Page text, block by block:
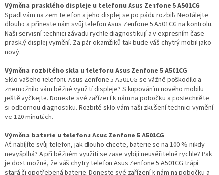
Výměna prasklého displeje u telefonu Asus Zenfone 5 A501CG
Spadl vám na zem telefon a jeho displej se po pádu rozbil? Neotálejte
dlouho a přineste nám svůj telefon Asus Zenfone 5 A501CG na kontrolu.
Naši servisní technici závadu rychle diagnostikují a v expresním čase
prasklý displej vymění. Za pár okamžiků tak bude váš chytrý mobil jako
nový.
Výměna rozbitého skla u telefonu Asus Zenfone 5 A501CG
Sklo vašeho telefonu Asus Zenfone 5 A501CG se vážně poškodilo a
znemožnilo vám běžné využití displeje? S kupováním nového mobilu
ještě vyčkejte. Doneste své zařízení k nám na pobočku a poslechněte
si odbornou diagnostiku. Rozbité sklo vám naši zkušení technici vymění
ve 120 minutách.
Výměna baterie u telefonu Asus Zenfone 5 A501CG
Ať nabíjíte svůj telefon, jak dlouho chcete, baterie se na 100 % nikdy
nevyšplhá? A při běžném využití se zase vybíjí neuvěřitelně rychle? Pak
je dost možné, že váš chytrý telefon Asus Zenfone 5 A501CG trápí
stará či opotřebená baterie. Doneste své zařízení k nám na pobočku a